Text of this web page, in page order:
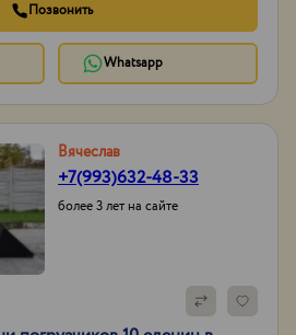
Позвонить
Whatsapp
Вячеслав
+7(993)632-48-33
более 3 лет на сайте